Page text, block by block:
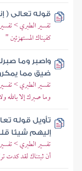
قوله تعالى (
تفسير الطبري >
كفيناك المستهزئين "
واصبر وما
ضيق مما
تفسير الطبري >
وما صبرك إلا بالله
تأويل قوله
إليهم شيئا
تفسير الطبري >
أن ثبتناك لقد كدت